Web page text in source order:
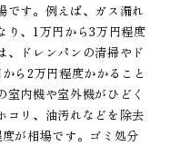
です。例えば、ガス漏れ
り、1万円から3万円程度
、ドレンパンの清掃やド
ら2万円程度かかること
内機や室外機がひどく
コリ、油汚れなどを除去
が相場です。ゴミ処分